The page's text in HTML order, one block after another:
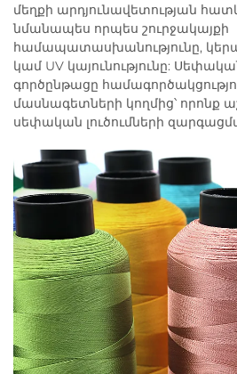
մեղքի արդյունավետության
նմանապես որպես շուրջակայքի
համապատասխանությունը,
կամ UV կայունությունը:
գործընթացը
մասնագետների կողմից՝ որոնք
սեփական լուծումների